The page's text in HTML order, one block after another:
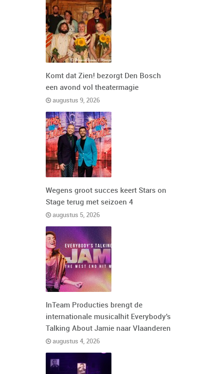
Komt dat Zien! bezorgt Den Bosch
een avond vol theatermagie
augustus 9, 2026
Wegens groot succes keert Stars on
Stage terug met seizoen 4
augustus 5, 2026
InTeam Producties brengt de
internationale musicalhit Everybody's
Talking About Jamie naar Vlaanderen
augustus 4, 2026